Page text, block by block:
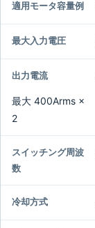
モ
ー
タ
量
例
最
大
電
圧
最大 400Arms ×
2